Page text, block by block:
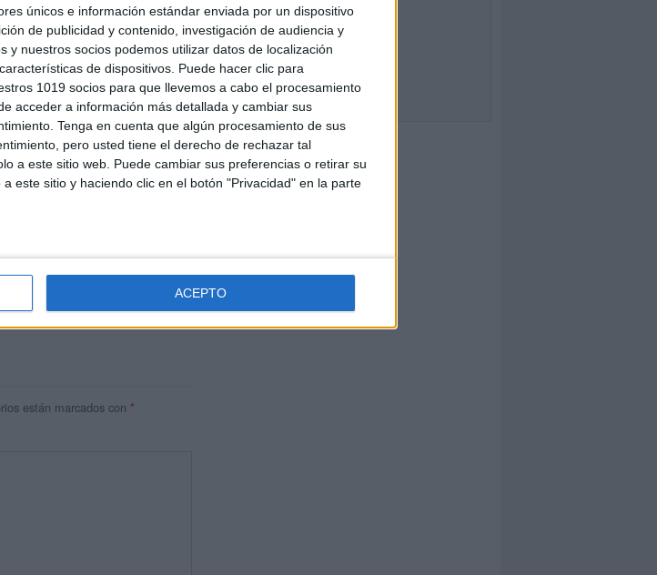
únicos e información estándar enviada por un dispositivo
de publicidad y contenido, investigación de audiencia y
y nuestros socios podemos utilizar datos de localización
de dispositivos. Puede hacer clic para
1019 socios para que llevemos a cabo el procesamiento
acceder a información más detallada y cambiar sus
Tenga en cuenta que algún procesamiento de sus
pero usted tiene el derecho de rechazar tal
a este sitio web. Puede cambiar sus preferencias o retirar su
este sitio y haciendo clic en el botón "Privacidad" en la parte
ACEPTO
de dos profesores Ginés y
contenidos que encontramos
que sus tareas como docentes, y
están marcados con *